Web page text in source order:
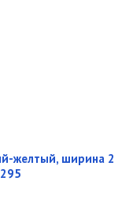
желтый, ширина 2